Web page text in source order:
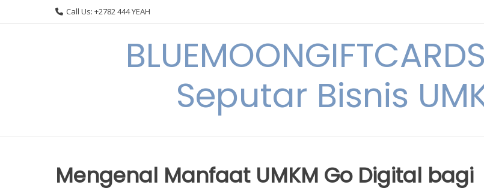
Call Us: +2782 444 YEAH
Seputar Bisnis
Mengenal Manfaat UMKM Go Digital bagi